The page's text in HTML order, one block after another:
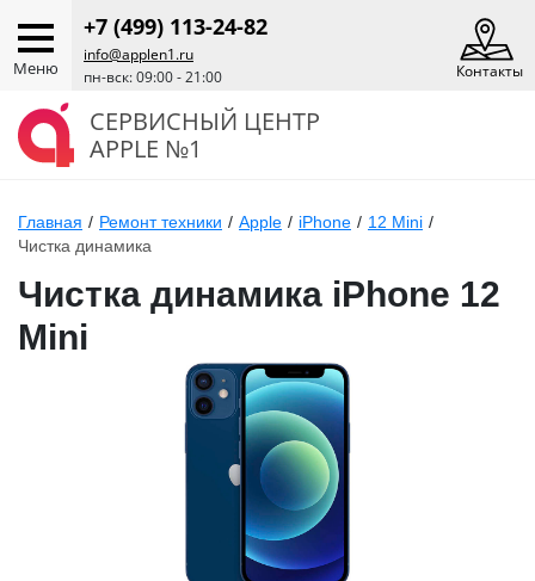
Меню
+7 (499) 113-24-82
info@applen1.ru
пн-вск: 09:00 - 21:00
Контакты
СЕРВИСНЫЙ ЦЕНТР
APPLE №1
Главная / Ремонт техники / Apple / iPhone / 12 Mini /
Чистка динамика
Чистка динамика iPhone 12
Mini